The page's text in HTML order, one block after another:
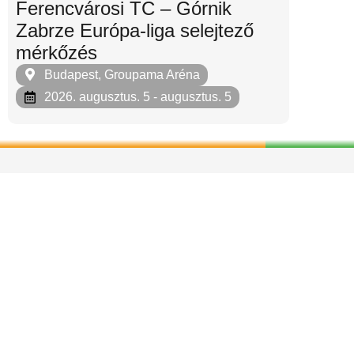
Ferencvárosi TC – Górnik
Zabrze Európa-liga selejtező
mérkőzés
Budapest, Groupama Aréna
2026. augusztus. 5 - augusztus. 5